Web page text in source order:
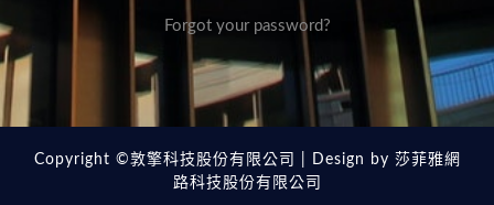
Forgot your password?
Copyright ©敦擎科技股份有限公司 | Design by 莎菲雅網
路科技股份有限公司